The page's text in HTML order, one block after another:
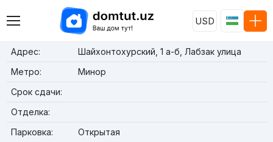
USD
Адрес:
Шайхонтохурский, 1 а-б, Лабзак улица
Метро:
Минор
Срок сдачи:
Отделка:
Парковка:
Открытая